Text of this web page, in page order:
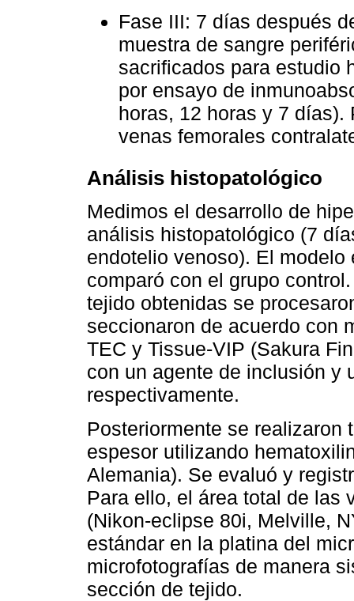
Fase III: 7 días después
muestra de sangre
sacrificados para estudio
por ensayo de
horas, 12 horas y 7
venas femorales
Análisis histopatológico
Medimos el desarrollo de
análisis histopatológico (7
endotelio venoso). El
comparó con el grupo
tejido obtenidas se
seccionaron de acuerdo con
TEC y Tissue-VIP (Sakura
con un agente de inclusión y
respectivamente.
Posteriormente se realizaron
espesor utilizando
Alemania). Se evaluó y
Para ello, el área total de las
(Nikon-eclipse 80i, Melville,
estándar en la platina del
microfotografías de manera
sección de tejido.